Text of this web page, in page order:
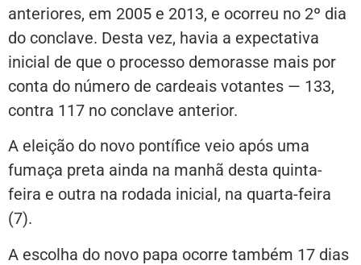
anteriores, em 2005 e 2013, e ocorreu no 2º dia
do conclave. Desta vez, havia a expectativa
inicial de que o processo demorasse mais por
conta do número de cardeais votantes — 133,
contra 117 no conclave anterior.
A eleição do novo pontífice veio após uma
fumaça preta ainda na manhã desta quinta-
feira e outra na rodada inicial, na quarta-feira
(7).
A escolha do novo papa ocorre também 17 dias